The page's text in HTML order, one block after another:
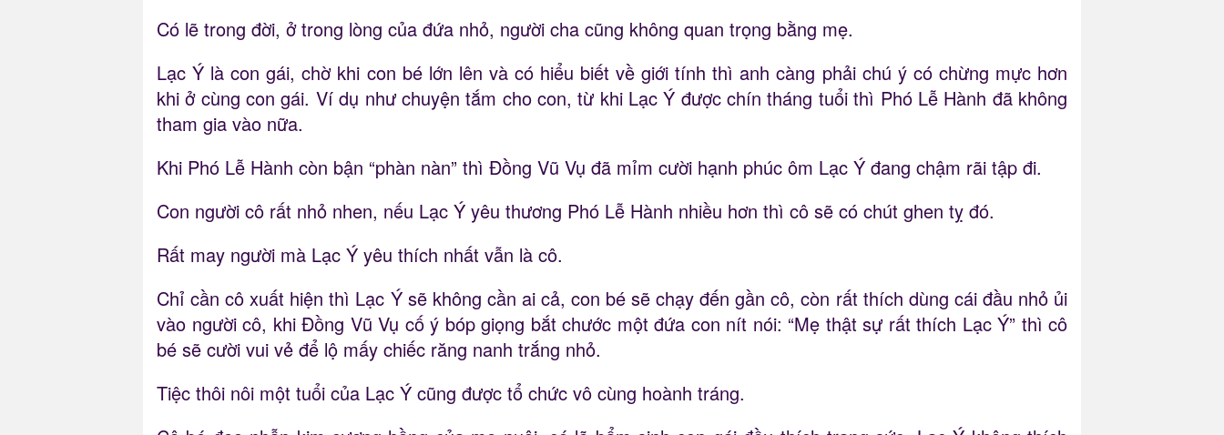
Có lẽ trong đời, ở trong lòng của đứa nhỏ, người cha cũng không quan trọng bằng mẹ.
Lạc Ý là con gái, chờ khi con bé lớn lên và có hiểu biết về giới tính thì anh càng phải chú ý có chừng mực hơn
khi ở cùng con gái. Ví dụ như chuyện tắm cho con, từ khi Lạc Ý được chín tháng tuổi thì Phó Lễ Hành đã không
tham gia vào nữa.
Khi Phó Lễ Hành còn bận “phàn nàn” thì Đồng Vũ Vụ đã mỉm cười hạnh phúc ôm Lạc Ý đang chậm rãi tập đi.
Con người cô rất nhỏ nhen, nếu Lạc Ý yêu thương Phó Lễ Hành nhiều hơn thì cô sẽ có chút ghen tỵ đó.
Rất may người mà Lạc Ý yêu thích nhất vẫn là cô.
Chỉ cần cô xuất hiện thì Lạc Ý sẽ không cần ai cả, con bé sẽ chạy đến gần cô, còn rất thích dùng cái đầu nhỏ ủi
vào người cô, khi Đồng Vũ Vụ cố ý bóp giọng bắt chước một đứa con nít nói: “Mẹ thật sự rất thích Lạc Ý” thì cô
bé sẽ cười vui vẻ để lộ mấy chiếc răng nanh trắng nhỏ.
Tiệc thôi nôi một tuổi của Lạc Ý cũng được tổ chức vô cùng hoành tráng.